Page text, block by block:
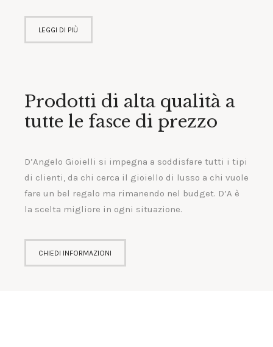
LEGGI DI PIÙ
Prodotti di alta qualità a
tutte le fasce di prezzo
D’Angelo Gioielli si impegna a soddisfare tutti i tipi
di clienti, da chi cerca il gioiello di lusso a chi vuole
fare un bel regalo ma rimanendo nel budget. D’A è
la scelta migliore in ogni situazione.
CHIEDI INFORMAZIONI